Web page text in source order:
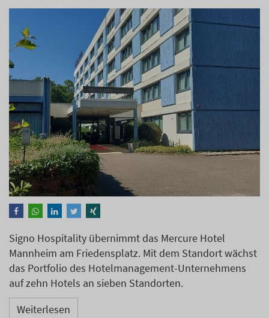
Signo Hospitality übernimmt das Mercure Hotel
Mannheim am Friedensplatz. Mit dem Standort wächst
das Portfolio des Hotelmanagement-Unternehmens
auf zehn Hotels an sieben Standorten.
Weiterlesen